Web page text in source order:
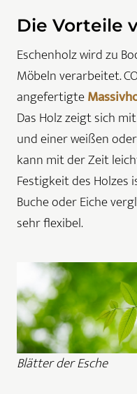
Die Vorteile
Eschenholz wird zu
Möbeln verarbeitet.
angefertigte
Das Holz zeigt sich
und einer weißen
kann mit der Zeit
Festigkeit des
Buche oder Eiche
sehr flexibel.
Blätter der Esche